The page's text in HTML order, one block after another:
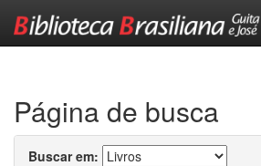
Página de busca
Buscar em: